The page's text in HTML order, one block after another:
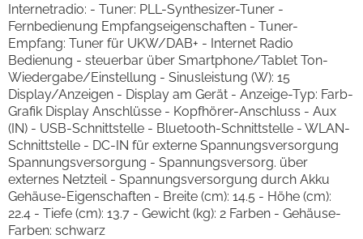
Internetradio: - Tuner: PLL-Synthesizer-Tuner -
Fernbedienung Empfangseigenschaften - Tuner-
Empfang: Tuner für UKW/DAB+ - Internet Radio
Bedienung - steuerbar über Smartphone/Tablet Ton-
Wiedergabe/Einstellung - Sinusleistung (W): 15
Display/Anzeigen - Display am Gerät - Anzeige-Typ: Farb-
Grafik Display Anschlüsse - Kopfhörer-Anschluss - Aux
(IN) - USB-Schnittstelle - Bluetooth-Schnittstelle - WLAN-
Schnittstelle - DC-IN für externe Spannungsversorgung
Spannungsversorgung - Spannungsversorg. über
externes Netzteil - Spannungsversorgung durch Akku
Gehäuse-Eigenschaften - Breite (cm): 14.5 - Höhe (cm):
22.4 - Tiefe (cm): 13.7 - Gewicht (kg): 2 Farben - Gehäuse-
Farben: schwarz